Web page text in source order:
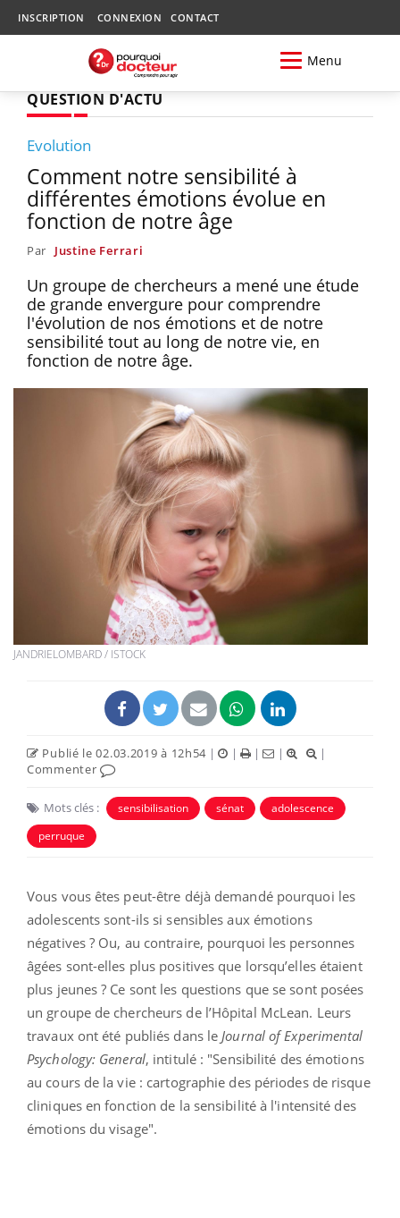
INSCRIPTION CONNEXION CONTACT
Menu
QUESTION D'ACTU
Evolution
Comment notre sensibilité à
différentes émotions évolue en
fonction de notre âge
Par Justine Ferrari
Un groupe de chercheurs a mené une étude
de grande envergure pour comprendre
l'évolution de nos émotions et de notre
sensibilité tout au long de notre vie, en
fonction de notre âge.
JANDRIELOMBARD / ISTOCK
Publié le 02.03.2019 à 12h54 | | | |
|
Commenter
Mots clés : sensibilisation sénat
adolescence
perruque
Vous vous êtes peut-être déjà demandé pourquoi les
adolescents sont-ils si sensibles aux émotions
négatives ? Ou, au contraire, pourquoi les personnes
âgées sont-elles plus positives que lorsqu’elles étaient
plus jeunes ? Ce sont les questions que se sont posées
un groupe de chercheurs de l’Hôpital McLean. Leurs
travaux ont été publiés dans leJournal of Experimental
Psychology: General, intitulé : "Sensibilité des émotions
au cours de la vie : cartographie des périodes de risque
cliniques en fonction de la sensibilité à l'intensité des
émotions du visage".